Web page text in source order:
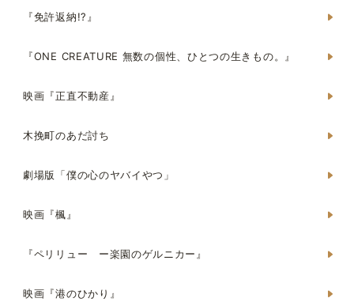
『免許返納!?』
『ONE CREATURE 無数の個性、ひとつの生きもの。』
映画『正直不動産』
木挽町のあだ討ち
劇場版「僕の心のヤバイやつ」
映画『楓』
『ペリリュー ー楽園のゲルニカー』
映画『港のひかり』